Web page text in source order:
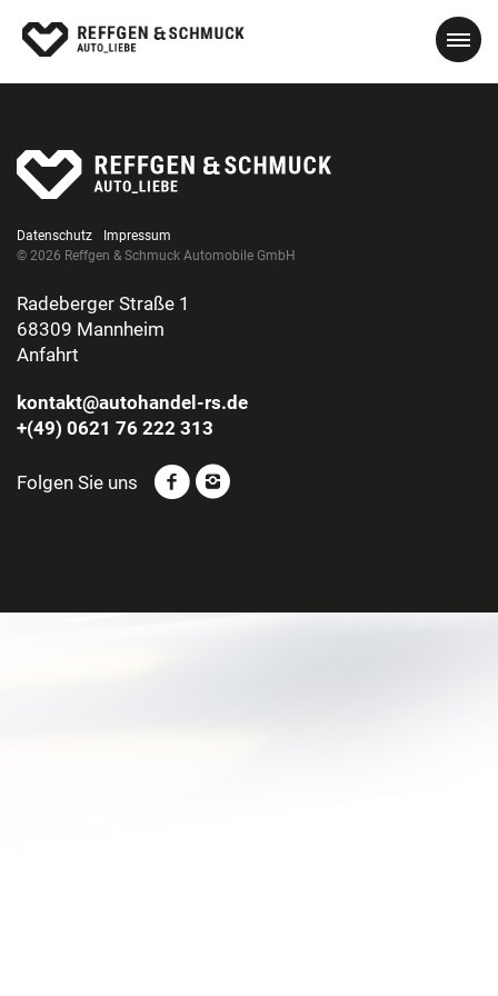
Datenschutz
Impressum
© 2026 Reffgen & Schmuck Automobile GmbH
Radeberger Straße 1
68309 Mannheim
Anfahrt
kontakt@autohandel-rs.de
+(49) 0621 76 222 313
Folgen Sie uns